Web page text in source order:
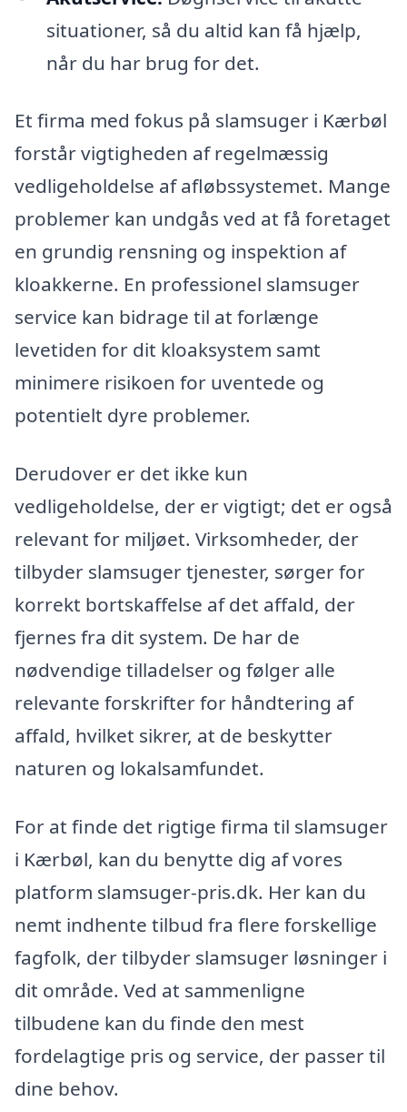
situationer, så du altid kan få hjælp,
når du har brug for det.
Et firma med fokus på slamsuger i Kærbøl
forstår vigtigheden af regelmæssig
vedligeholdelse af afløbssystemet. Mange
problemer kan undgås ved at få foretaget
en grundig rensning og inspektion af
kloakkerne. En professionel slamsuger
service kan bidrage til at forlænge
levetiden for dit kloaksystem samt
minimere risikoen for uventede og
potentielt dyre problemer.
Derudover er det ikke kun
vedligeholdelse, der er vigtigt; det er også
relevant for miljøet. Virksomheder, der
tilbyder slamsuger tjenester, sørger for
korrekt bortskaffelse af det affald, der
fjernes fra dit system. De har de
nødvendige tilladelser og følger alle
relevante forskrifter for håndtering af
affald, hvilket sikrer, at de beskytter
naturen og lokalsamfundet.
For at finde det rigtige firma til slamsuger
i Kærbøl, kan du benytte dig af vores
platform slamsuger-pris.dk. Her kan du
nemt indhente tilbud fra flere forskellige
fagfolk, der tilbyder slamsuger løsninger i
dit område. Ved at sammenligne
tilbudene kan du finde den mest
fordelagtige pris og service, der passer til
dine behov.